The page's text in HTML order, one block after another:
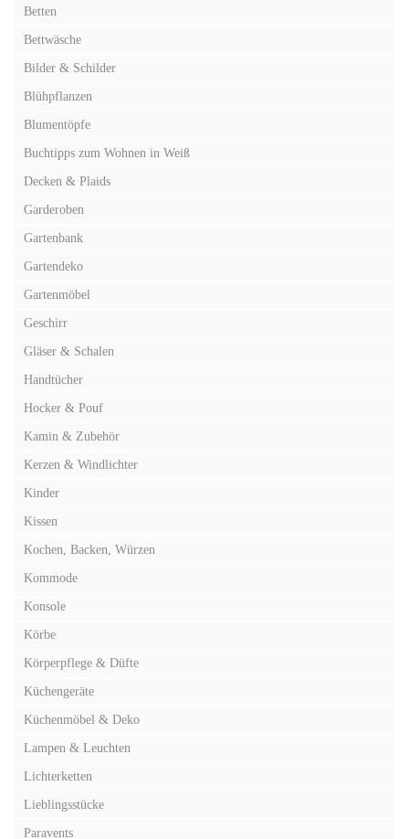
Betten
Bettwäsche
Bilder & Schilder
Blühpflanzen
Blumentöpfe
Buchtipps zum Wohnen in Weiß
Decken & Plaids
Garderoben
Gartenbank
Gartendeko
Gartenmöbel
Geschirr
Gläser & Schalen
Handtücher
Hocker & Pouf
Kamin & Zubehör
Kerzen & Windlichter
Kinder
Kissen
Kochen, Backen, Würzen
Kommode
Konsole
Körbe
Körperpflege & Düfte
Küchengeräte
Küchenmöbel & Deko
Lampen & Leuchten
Lichterketten
Lieblingsstücke
Paravents